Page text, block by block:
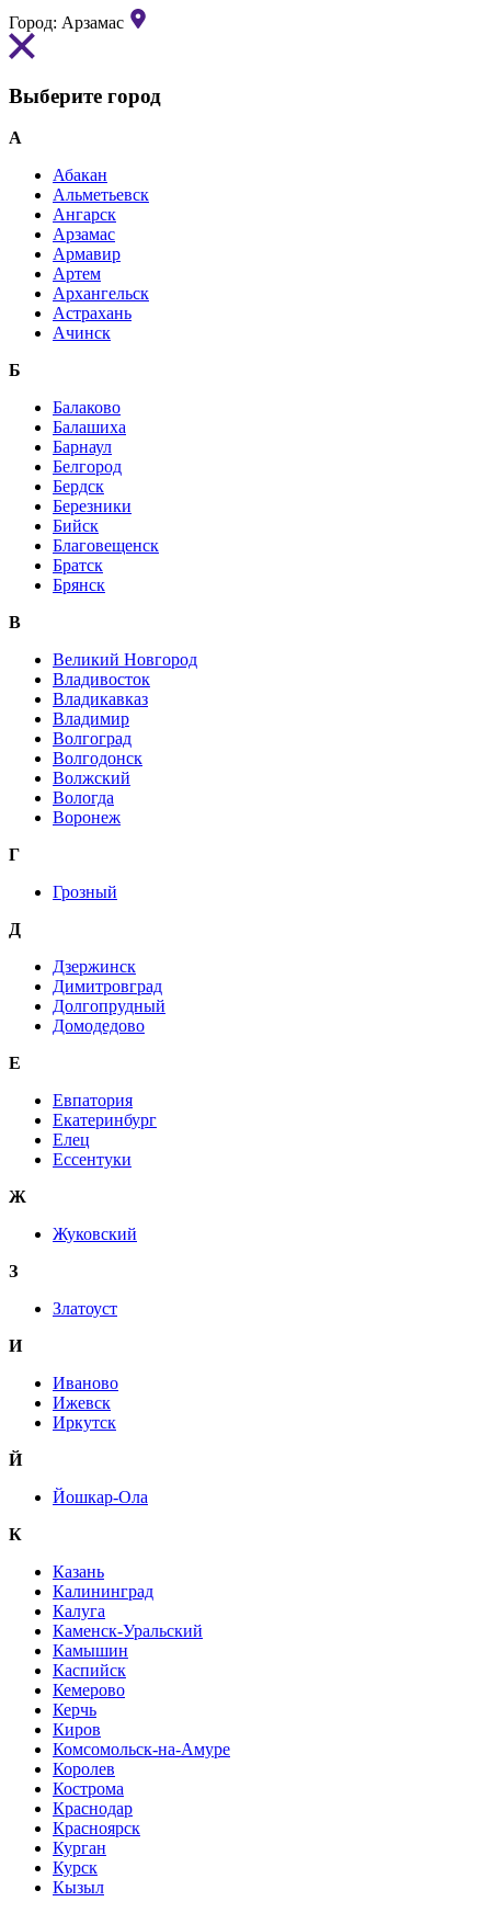
Город: Арзамас
Выберите город
А
Абакан
Альметьевск
Ангарск
Арзамас
Армавир
Артем
Архангельск
Астрахань
Ачинск
Б
Балаково
Балашиха
Барнаул
Белгород
Бердск
Березники
Бийск
Благовещенск
Братск
Брянск
В
Великий Новгород
Владивосток
Владикавказ
Владимир
Волгоград
Волгодонск
Волжский
Вологда
Воронеж
Г
Грозный
Д
Дзержинск
Димитровград
Долгопрудный
Домодедово
Е
Евпатория
Екатеринбург
Елец
Ессентуки
Ж
Жуковский
З
Златоуст
И
Иваново
Ижевск
Иркутск
Й
Йошкар-Ола
К
Казань
Калининград
Калуга
Каменск-Уральский
Камышин
Каспийск
Кемерово
Керчь
Киров
Комсомольск-на-Амуре
Королев
Кострома
Краснодар
Красноярск
Курган
Курск
Кызыл